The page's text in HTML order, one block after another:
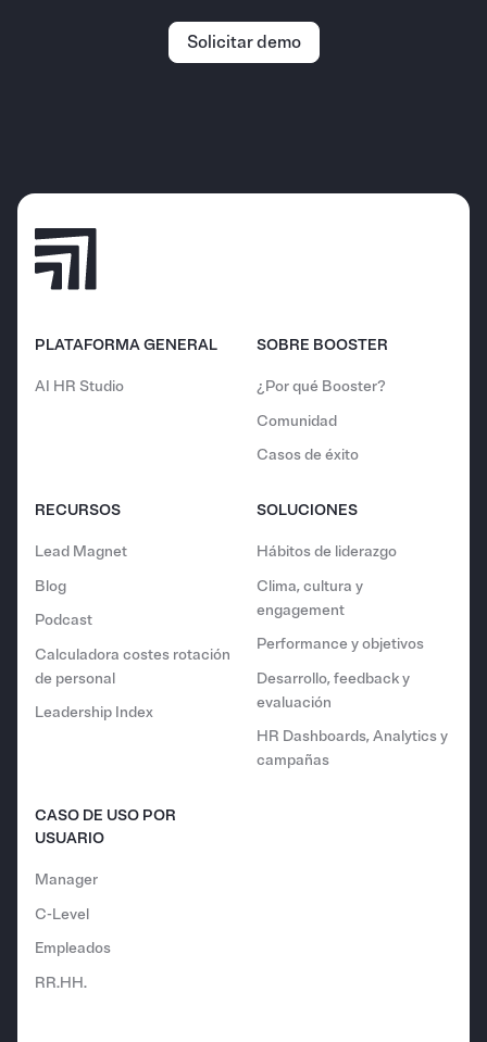
Solicitar demo
PLATAFORMA GENERAL
AI HR Studio
SOBRE BOOSTER
¿Por qué Booster?
Comunidad
Casos de éxito
RECURSOS
Lead Magnet
Blog
Podcast
Calculadora costes rotación
de personal
Leadership Index
SOLUCIONES
Hábitos de liderazgo
Clima, cultura y
engagement
Performance y objetivos
Desarrollo, feedback y
evaluación
HR Dashboards, Analytics y
campañas
CASO DE USO POR
USUARIO
Manager
C-Level
Empleados
RR.HH.